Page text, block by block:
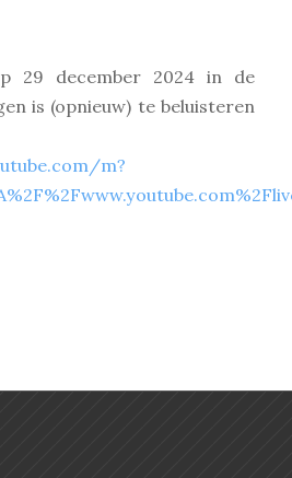
29 december 2024 in de
is (opnieuw) te beluisteren
m?